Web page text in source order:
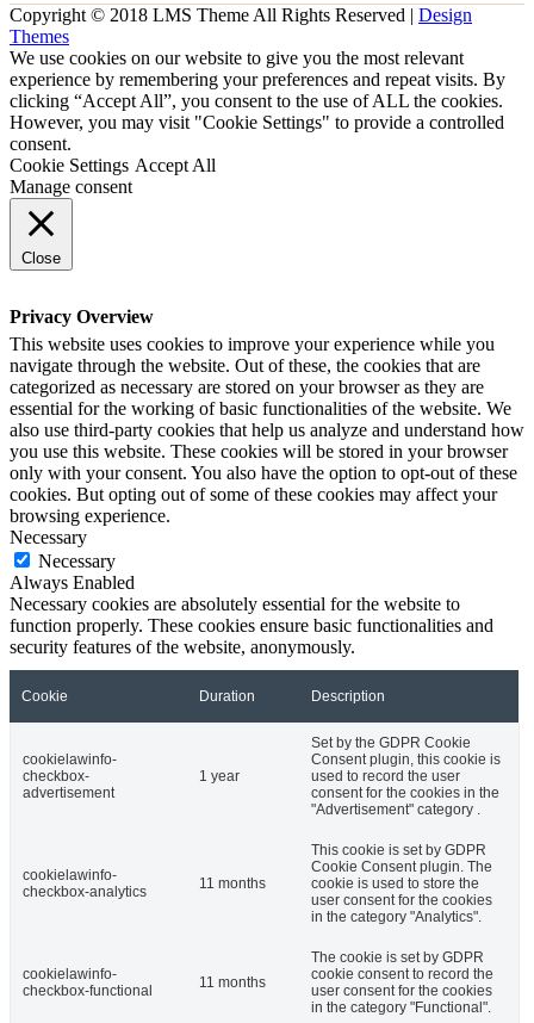
Copyright © 2018 LMS Theme All Rights Reserved | Design
Themes
We use cookies on our website to give you the most relevant
experience by remembering your preferences and repeat visits. By
clicking “Accept All”, you consent to the use of ALL the cookies.
However, you may visit "Cookie Settings" to provide a controlled
consent.
Cookie Settings Accept All
Manage consent
Close
Privacy Overview
This website uses cookies to improve your experience while you
navigate through the website. Out of these, the cookies that are
categorized as necessary are stored on your browser as they are
essential for the working of basic functionalities of the website. We
also use third-party cookies that help us analyze and understand how
you use this website. These cookies will be stored in your browser
only with your consent. You also have the option to opt-out of these
cookies. But opting out of some of these cookies may affect your
browsing experience.
Necessary
Necessary
Always Enabled
Necessary cookies are absolutely essential for the website to
function properly. These cookies ensure basic functionalities and
security features of the website, anonymously.
Cookie Duration Description
cookielawinfo-
checkbox-
advertisement
1 year
Set by the GDPR Cookie
Consent plugin, this cookie is
used to record the user
consent for the cookies in the
"Advertisement" category .
cookielawinfo-
checkbox-analytics
11 months
This cookie is set by GDPR
Cookie Consent plugin. The
cookie is used to store the
user consent for the cookies
in the category "Analytics".
cookielawinfo-
checkbox-functional
11 months
The cookie is set by GDPR
cookie consent to record the
user consent for the cookies
in the category "Functional".